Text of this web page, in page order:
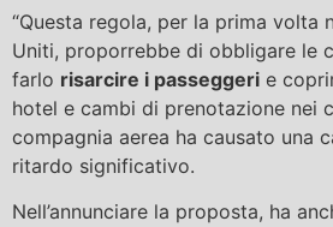
“Questa regola, per la prima volta
Uniti, proporrebbe di obbligare le
farlo risarcire i passeggeri e
hotel e cambi di prenotazione nei
compagnia aerea ha causato una
ritardo significativo.
Nell’annunciare la proposta, ha